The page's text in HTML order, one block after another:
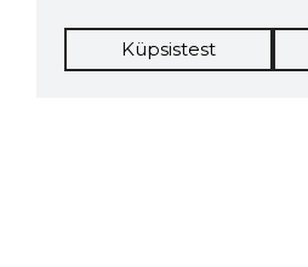
Küpsistest